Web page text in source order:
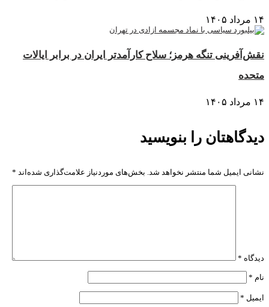
۱۴ مرداد ۱۴۰۵
نقش‌آفرینی تنگه هرمز؛ سلاح کارآمدتر ایران در برابر ایالات
متحده
۱۴ مرداد ۱۴۰۵
دیدگاهتان را بنویسید
نشانی ایمیل شما منتشر نخواهد شد. بخش‌های موردنیاز علامت‌گذاری شده‌اند *
دیدگاه *
نام *
ایمیل *